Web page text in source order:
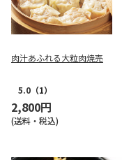
肉汁あふれる大粒肉焼売
5.0 （1）
2,800円
(送料・税込)